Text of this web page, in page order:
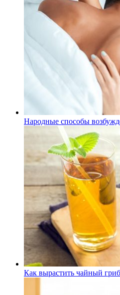
Народные способы
Как вырастить чайный